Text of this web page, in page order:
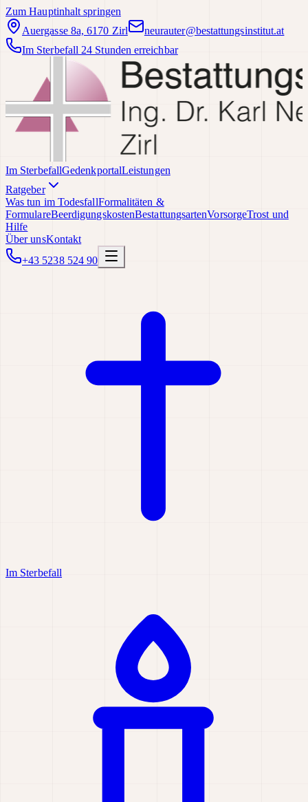
Zum Hauptinhalt springen
Auergasse 8a, 6170 Zirl
neurauter@bestattungsinstitut.at
Im Sterbefall 24 Stunden erreichbar
Im SterbefallGedenkportalLeistungen
Ratgeber
Was tun im TodesfallFormalitäten &
FormulareBeerdigungskostenBestattungsartenVorsorgeTrost und
Hilfe
Über unsKontakt
+43 5238 524 90
Im Sterbefall